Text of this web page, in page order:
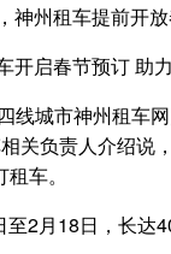
州租车提前开
线城市神州租车
关负责人介绍
车。
2月18日，长